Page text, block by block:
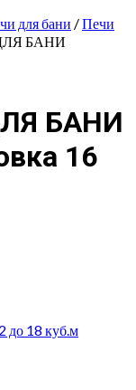
для бани /Печи
БАНИ
БАНИ
16
до 18 куб.м